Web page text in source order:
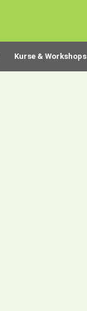
Kurse & Workshops